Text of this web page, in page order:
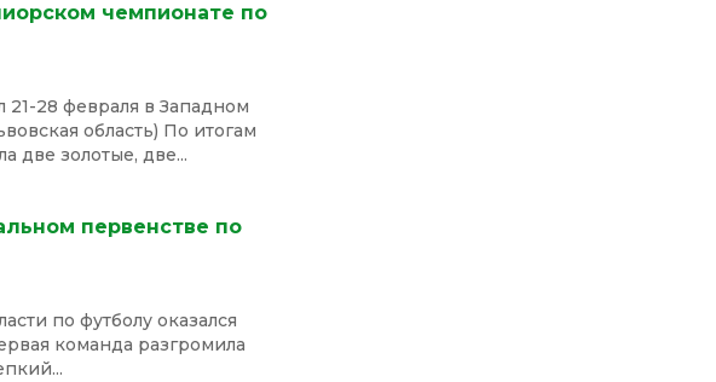
чемпионате по
28 февраля в Западном
область) По итогам
две золотые, две...
первенстве по
по футболу оказался
команда разгромила